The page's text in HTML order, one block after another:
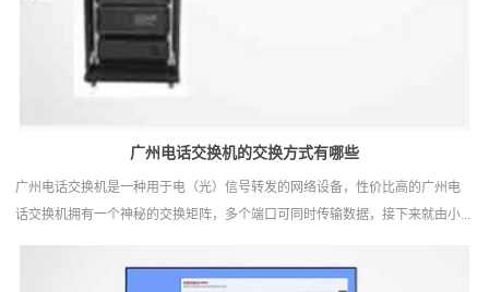
广州电话交换机‍的交换方式有哪些
广州电话交换机是一种用于电（光）信号转发的网络设备，性价比高的广州电
话交换机拥有一个神秘的交换矩阵，多个端口可同时传输数据，接下来就由小...